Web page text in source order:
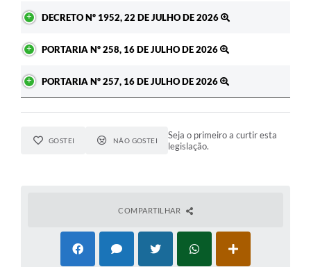
DECRETO Nº 1952, 22 DE JULHO DE 2026
PORTARIA Nº 258, 16 DE JULHO DE 2026
PORTARIA Nº 257, 16 DE JULHO DE 2026
GOSTEI NÃO GOSTEI
Seja o primeiro a curtir esta
legislação.
COMPARTILHAR